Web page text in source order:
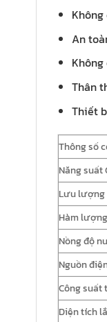
An
Thân
Thiết
Thông số
Năng suất
Lưu lượng
Hàm
Nồng độ
Nguồn
Công suất
Diện tích